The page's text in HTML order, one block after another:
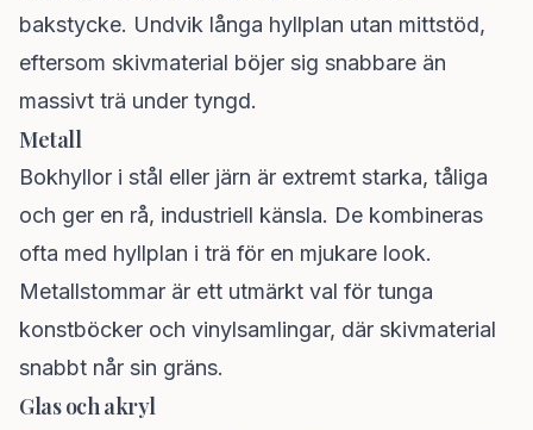
bakstycke. Undvik långa hyllplan utan mittstöd,
eftersom skivmaterial böjer sig snabbare än
massivt trä under tyngd.
Metall
Bokhyllor i stål eller järn är extremt starka, tåliga
och ger en rå, industriell känsla. De kombineras
ofta med hyllplan i trä för en mjukare look.
Metallstommar är ett utmärkt val för tunga
konstböcker och vinylsamlingar, där skivmaterial
snabbt når sin gräns.
Glas och akryl